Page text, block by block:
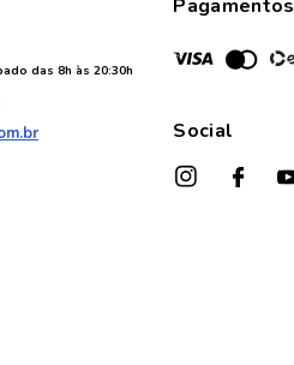
das 8h às 20:30h
Pagamentos
Social